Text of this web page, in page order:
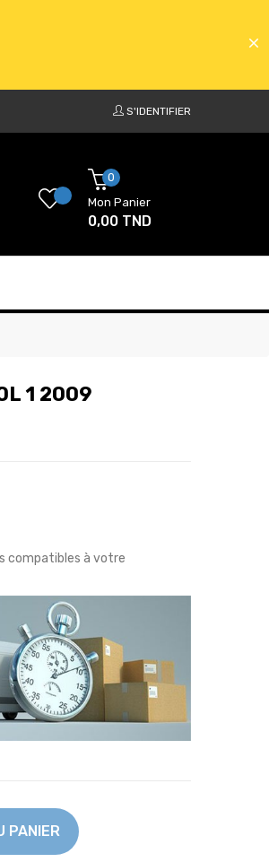
S'IDENTIFIER
0
Mon Panier
0,00 TND
1 2009
compatibles à votre
PANIER